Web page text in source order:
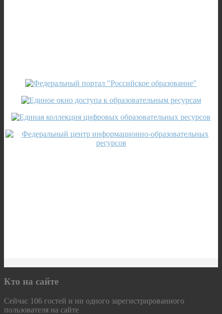
Кто на сайте
Сейчас 106 гостей и ни одного зарегистрированного
пользователя на сайте